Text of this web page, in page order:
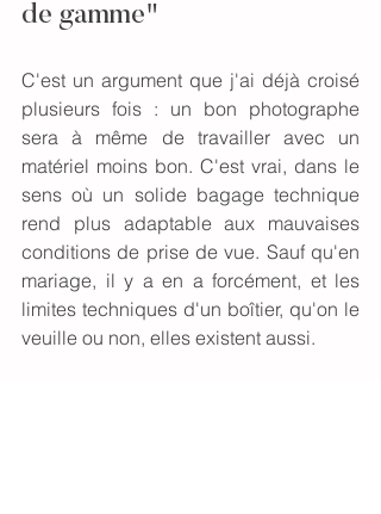
de gamme"
C'est un argument que j'ai déjà croisé
plusieurs fois : un bon photographe
sera à même de travailler avec un
matériel moins bon. C'est vrai, dans le
sens où un solide bagage technique
rend plus adaptable aux mauvaises
conditions de prise de vue. Sauf qu'en
mariage, il y a en a forcément, et les
limites techniques d'un boîtier, qu'on le
veuille ou non, elles existent aussi.